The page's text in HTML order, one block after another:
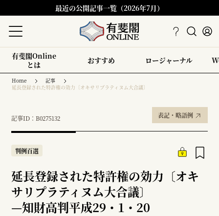
最近の公開記事一覧（2026年7月）
有斐閣Online
とは
おすすめ ロージャーナル
Home
記事
延長登録された特許権の効力〔オキサリプラティヌム大合議〕
記事ID：B0275132 表記・略語例
判例百選
延長登録された特許権の効力〔オキ
サリプラティヌム大合議〕
—知財高判平成29・1・20